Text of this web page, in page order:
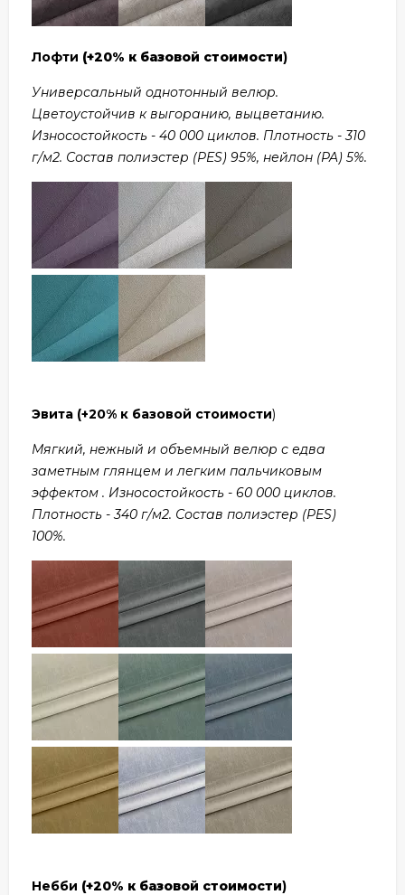
Лофти (+20% к базовой стоимости)
Универсальный однотонный велюр.
Цветоустойчив к выгоранию, выцветанию.
Износостойкость - 40 000 циклов. Плотность - 310
г/м2. Состав полиэстер (PES) 95%, нейлон (PA) 5%.
Эвита (+20% к базовой стоимости)
Мягкий, нежный и объемный велюр с едва
заметным глянцем и легким пальчиковым
эффектом . Износостойкость - 60 000 циклов.
Плотность - 340 г/м2. Состав полиэстер (PES)
100%.
Небби (+20% к базовой стоимости)